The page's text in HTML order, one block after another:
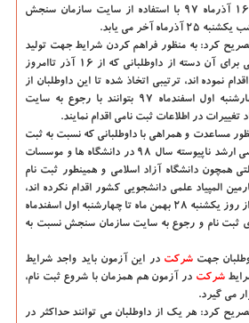
كه از ساعت ۱۱ روز جمعه ۱۶ آذرماه ۹۷ با استفاده از سایت سازمان سنجش
آخر می یابد.
كرد: به منظور فراهم كردن شرایط جهت تولید
تغییرات در اطلاعات ثبت نامی برای آن دسته از داوطلبانی كه از ۱۶ آذر تاامروز
نموده اند، ترتیبی اتخاذ شده تا این داوطلبان از
روز یكشنبه ۲۸ بهمن تا چهارشنبه اول اسفندماه ۹۷ بتوانند با رجوع به سایت
در اطلاعات ثبت نامی اقدام نمایند.
مساعدت و همراهی با داوطلبانی كه نسبت به ثبت
نام در آزمون ورودی كارشناسی ارشد ناپیوسته سال ۹۸ در دانشگاه ها و موسسات
همچون دانشگاه آزاد اسلامی و همینطور ثبت نام
المپیاد علمی دانشجویی كشور اقدام نكرده اند،
ترتیبی اتخاذ شده كه آنها هم از روز یكشنبه ۲۸ بهمن ماه تا چهارشنبه اول اسفندماه
ثبت نام و رجوع به سایت سازمان سنجش نسبت به
جهتشركت در این آزمون باید واجد شرایط
شركت در آزمون هم همزمان با شروع ثبت نام،
می گیرد.
كرد: هر یك از داوطلبان می توانند حداكثر در